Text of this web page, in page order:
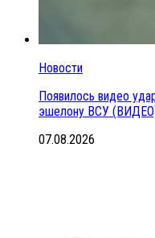
Новости
Появилось видео
эшелону ВСУ
07.08.2026